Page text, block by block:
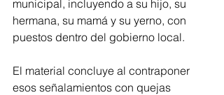
municipal, incluyendo a su hijo, su
hermana, su mamá y su yerno, con
puestos dentro del gobierno local.
El material concluye al contraponer
esos señalamientos con quejas